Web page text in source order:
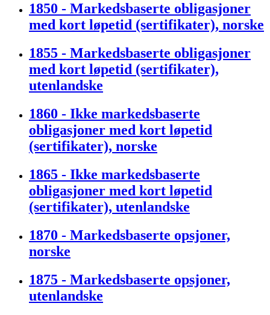
1850 - Markedsbaserte obligasjoner
med kort løpetid (sertifikater), norske
1855 - Markedsbaserte obligasjoner
med kort løpetid (sertifikater),
utenlandske
1860 - Ikke markedsbaserte
obligasjoner med kort løpetid
(sertifikater), norske
1865 - Ikke markedsbaserte
obligasjoner med kort løpetid
(sertifikater), utenlandske
1870 - Markedsbaserte opsjoner,
norske
1875 - Markedsbaserte opsjoner,
utenlandske